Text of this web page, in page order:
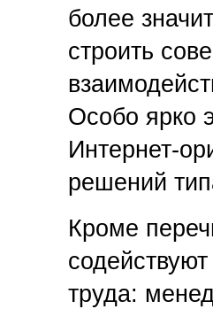
более
строить
Особо ярко
Интернет-
решений
Кроме
труда: